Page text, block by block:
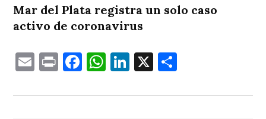
Mar del Plata registra un solo caso
activo de coronavirus
EmailPrintFacebook
WhatsApp
LinkedIn
X